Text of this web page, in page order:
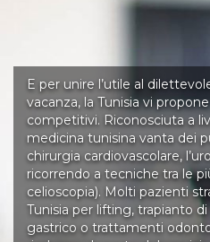
E per unire l’utile al
vacanza, la Tunisia vi
competitivi. Riconosciuta a
medicina tunisina vanta dei
chirurgia cardiovascolare,
ricorrendo a tecniche tra le
celioscopia). Molti pazienti
Tunisia per lifting, trapianto
gastrico o trattamenti